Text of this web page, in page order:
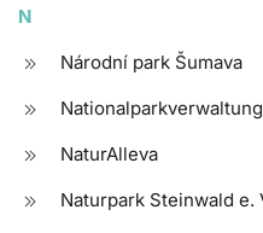
N
Národní park Šumava
NaturAlleva
Naturpark Steinwald e.